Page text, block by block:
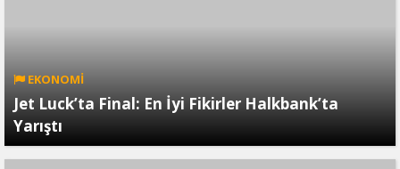
EKONOMİ
Jet Luck’ta Final: En İyi Fikirler Halkbank’ta
Yarıştı